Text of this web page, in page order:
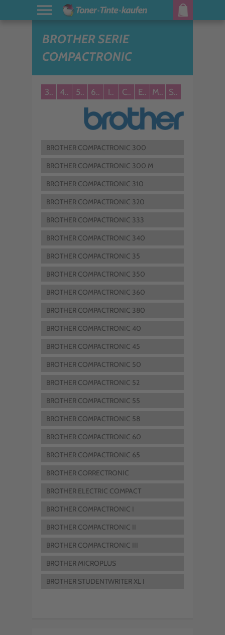
BROTHER SERIE
COMPACTRONIC
3.. 4.. 5.. 6.. I.. C.. E.. M.. S..
BROTHER COMPACTRONIC 300
BROTHER COMPACTRONIC 300 M
BROTHER COMPACTRONIC 310
BROTHER COMPACTRONIC 320
BROTHER COMPACTRONIC 333
BROTHER COMPACTRONIC 340
BROTHER COMPACTRONIC 35
BROTHER COMPACTRONIC 350
BROTHER COMPACTRONIC 360
BROTHER COMPACTRONIC 380
BROTHER COMPACTRONIC 40
BROTHER COMPACTRONIC 45
BROTHER COMPACTRONIC 50
BROTHER COMPACTRONIC 52
BROTHER COMPACTRONIC 55
BROTHER COMPACTRONIC 58
BROTHER COMPACTRONIC 60
BROTHER COMPACTRONIC 65
BROTHER CORRECTRONIC
BROTHER ELECTRIC COMPACT
BROTHER COMPACTRONIC I
BROTHER COMPACTRONIC II
BROTHER COMPACTRONIC III
BROTHER MICROPLUS
BROTHER STUDENTWRITER XL I